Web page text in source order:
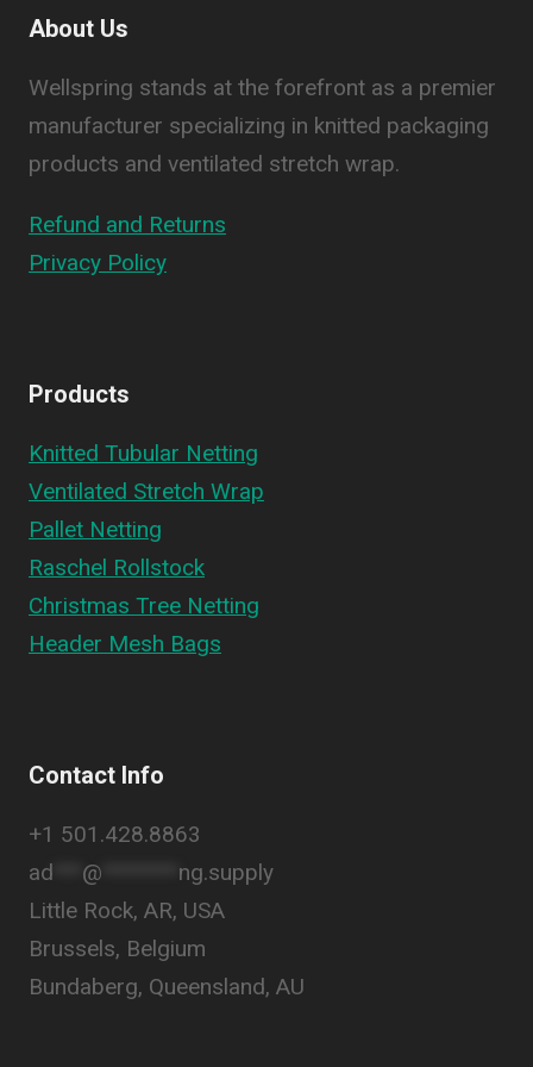
About Us
Wellspring stands at the forefront as a premier
manufacturer specializing in knitted packaging
products and ventilated stretch wrap.
Refund and Returns
Privacy Policy
Products
Knitted Tubular Netting
Ventilated Stretch Wrap
Pallet Netting
Raschel Rollstock
Christmas Tree Netting
Header Mesh Bags
Contact Info
+1 501.428.8863
ad
@
ng.supply
Little Rock, AR, USA
Brussels, Belgium
Bundaberg, Queensland, AU